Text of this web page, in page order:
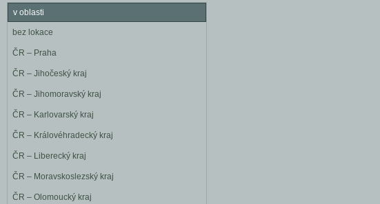
v oblasti
bez lokace
ČR – Praha
ČR – Jihočeský kraj
ČR – Jihomoravský kraj
ČR – Karlovarský kraj
ČR – Královéhradecký kraj
ČR – Liberecký kraj
ČR – Moravskoslezský kraj
ČR – Olomoucký kraj